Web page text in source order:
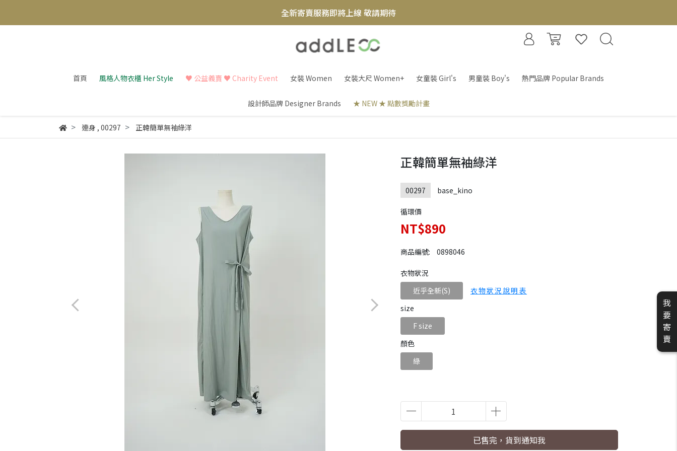
【實體概念店】6+plaza 2F
首頁 風格人物衣櫃 Her Style ♥︎ 公益義賣 ♥︎ Charity Event 女裝 Women 女裝大尺 Women+ 女童裝 Girl's 男童裝 Boy's 熱門品牌 Popular Brands
設計師品牌 Designer Brands ★ NEW ★ 點數獎勵計畫
連身 , 00297 正韓簡單無袖綠洋
正韓簡單無袖綠洋
00297 base_kino
循環價
NT$890
商品編號: 0898046
衣物狀況
近乎全新(S)
size
F size
顏色
綠
衣物狀況說明表
已售完，貨到通知我
我
要
寄
賣